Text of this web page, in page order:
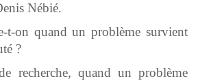
Nébié.
t-on quand un problème survient
?
recherche, quand un problème